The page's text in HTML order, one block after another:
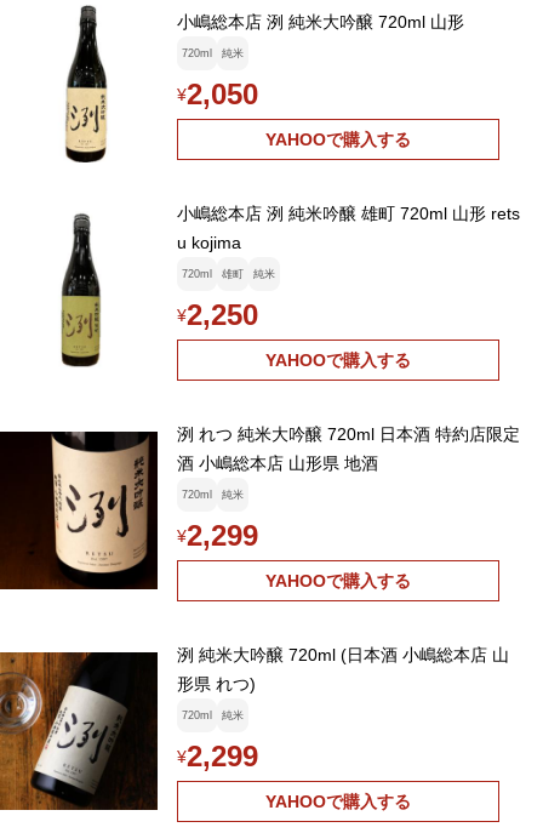
小嶋総本店 洌 純米大吟醸 720ml 山形
720ml 純米
¥2,050
YAHOOで購入する
小嶋総本店 洌 純米吟醸 雄町 720ml 山形 rets
u kojima
720ml 雄町 純米
¥2,250
YAHOOで購入する
洌 れつ 純米大吟醸 720ml 日本酒 特約店限定
酒 小嶋総本店 山形県 地酒
720ml 純米
¥2,299
YAHOOで購入する
洌 純米大吟醸 720ml (日本酒 小嶋総本店 山
形県 れつ)
720ml 純米
¥2,299
YAHOOで購入する